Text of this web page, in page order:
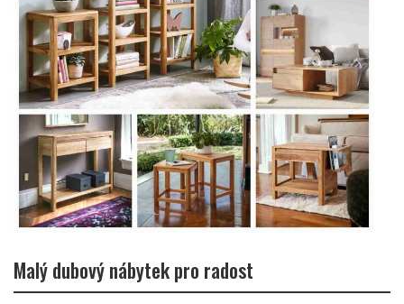
Malý dubový nábytek pro radost